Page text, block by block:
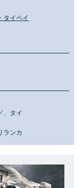
タイペイ
、タイ
ランカ